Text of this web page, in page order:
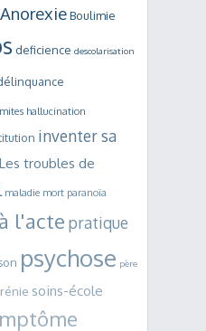
AnorexieBoulimie
deficience descolarisation
hallucination
inventer sa
Les troubles de
maladie mort paranoïa
l'acte pratique
psychose père
soins-école